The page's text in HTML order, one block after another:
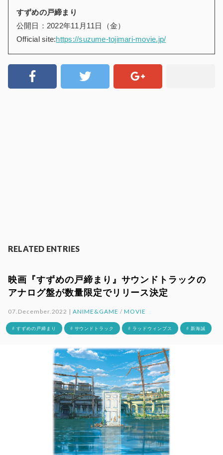
すずめの戸締まり
公開日：2022年11月11日（金）
Official site:https://suzume-tojimari-movie.jp/
RELATED ENTRIES
映画『すずめの戸締まり』サウンドトラックの
アナログ盤が数量限定でリリース決定
07.December.2022 |ANIME&GAME / MOVIE
# すずめの戸締まり # サウンドトラック # ラッドウィンプス # 新海誠